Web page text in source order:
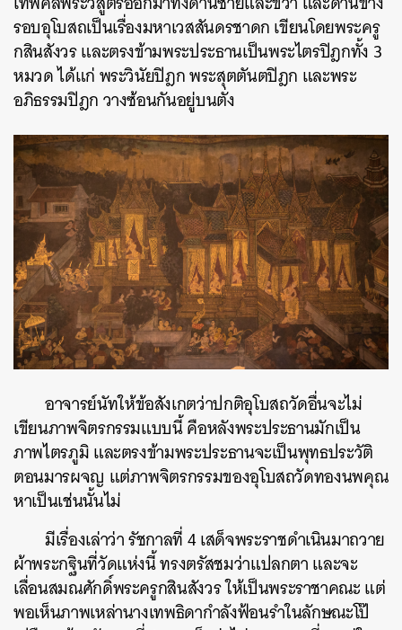
รอบอุโบสถเป็นเรื่องมหาเวสสันดรชาดก เขียนโดยพระครู
กสินสังวร และตรงข้ามพระประธานเป็นพระไตรปิฎกทั้ง 3
หมวด ได้แก่ พระวินัยปิฎก พระสุตตันตปิฎก และพระ
อภิธรรมปิฎก วางซ้อนกันอยู่บนตั่ง
อาจารย์นัทให้ข้อสังเกตว่าปกติอุโบสถวัดอื่นจะไม่
เขียนภาพจิตรกรรมแบบนี้ คือหลังพระประธานมักเป็น
ภาพไตรภูมิ และตรงข้ามพระประธานจะเป็นพุทธประวัติ
ตอนมารผจญ แต่ภาพจิตรกรรมของอุโบสถวัดทองนพคุณ
หาเป็นเช่นนั้นไม่
มีเรื่องเล่าว่า รัชกาลที่ 4เสด็จพระราชดำเนินมาถวาย
ผ้าพระกฐินที่วัดแห่งนี้ ทรงตรัสชมว่าแปลกตา และจะ
เลื่อนสมณศักดิ์พระครูกสินสังวร ให้เป็นพระราชาคณะ แต่
พอเห็นภาพเหล่านางเทพธิดากำลังฟ้อนรำในลักษณะโป๊